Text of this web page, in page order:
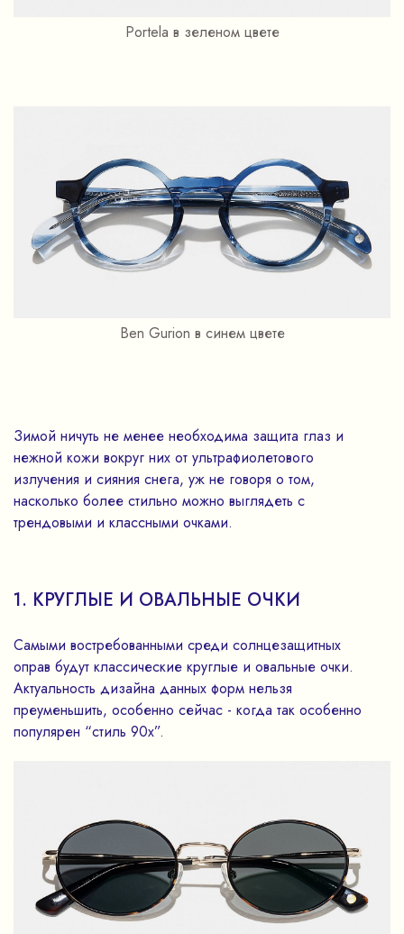
Portela в зеленом цвете
Ben Gurion в синем цвете
Зимой ничуть не менее необходима защита глаз и
нежной кожи вокруг них от ультрафиолетового
излучения и сияния снега, уж не говоря о том,
насколько более стильно можно выглядеть с
трендовыми и классными очками.
1. КРУГЛЫЕ И ОВАЛЬНЫЕ ОЧКИ
Самыми востребованными среди солнцезащитных
оправ будут классические круглые и овальные очки.
Актуальность дизайна данных форм нельзя
преуменьшить, особенно сейчас - когда так особенно
популярен “стиль 90х”.